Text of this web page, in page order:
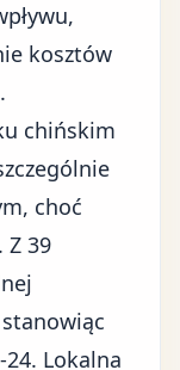
kosztów
chińskim
choć
Z 39
stanowiąc
Lokalna